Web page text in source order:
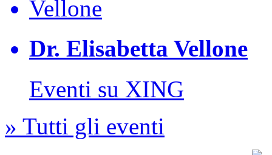
Dr. Elisabetta Vellone
Eventi su XING
» Tutti gli eventi